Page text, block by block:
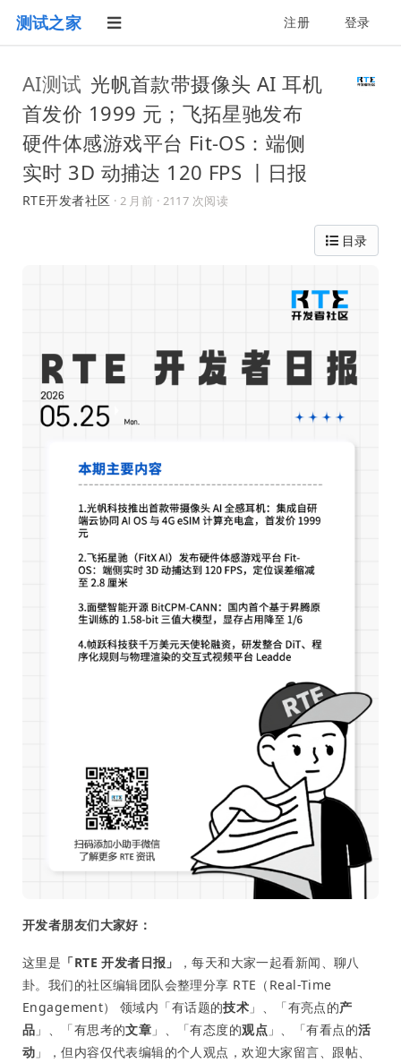
测试之家 注册 登录
AI测试 光帆首款带摄像头 AI 耳机
首发价 1999 元；飞拓星驰发布
硬件体感游戏平台 Fit-OS：端侧
实时 3D 动捕达 120 FPS 丨日报
RTE开发者社区 · 2 月前 · 2117 次阅读
目录
开发者朋友们大家好：
这里是 「RTE 开发者日报」
，每天和大家一起看新闻、聊八
卦。我们的社区编辑团队会整理分享 RTE（Real-Time
Engagement） 领域内「有话题的技术 」、「有亮点的产
品 」、「有思考的文章 」、「有态度的观点 」、「有看点的活
动 」，但内容仅代表编辑的个人观点，欢迎大家留言、跟帖、